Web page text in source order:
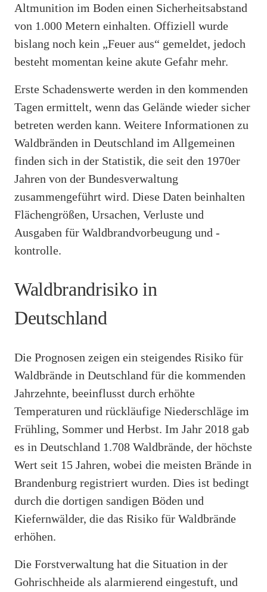
Altmunition im Boden einen Sicherheitsabstand
von 1.000 Metern einhalten. Offiziell wurde
bislang noch kein „Feuer aus“ gemeldet, jedoch
besteht momentan keine akute Gefahr mehr.
Erste Schadenswerte werden in den kommenden
Tagen ermittelt, wenn das Gelände wieder sicher
betreten werden kann. Weitere Informationen zu
Waldbränden in Deutschland im Allgemeinen
finden sich in der Statistik, die seit den 1970er
Jahren von der Bundesverwaltung
zusammengeführt wird. Diese Daten beinhalten
Flächengrößen, Ursachen, Verluste und
Ausgaben für Waldbrandvorbeugung und -
kontrolle.
Waldbrandrisiko in
Deutschland
Die Prognosen zeigen ein steigendes Risiko für
Waldbrände in Deutschland für die kommenden
Jahrzehnte, beeinflusst durch erhöhte
Temperaturen und rückläufige Niederschläge im
Frühling, Sommer und Herbst. Im Jahr 2018 gab
es in Deutschland 1.708 Waldbrände, der höchste
Wert seit 15 Jahren, wobei die meisten Brände in
Brandenburg registriert wurden. Dies ist bedingt
durch die dortigen sandigen Böden und
Kiefernwälder, die das Risiko für Waldbrände
erhöhen.
Die Forstverwaltung hat die Situation in der
Gohrischheide als alarmierend eingestuft, und